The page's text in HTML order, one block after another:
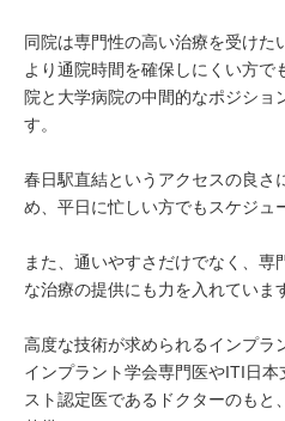
同院は専門性の高い治療を受けた
より通院時間を確保しにくい方
院と大学病院の中間的なポジショ
す。
春日駅直結というアクセスの良さ
め、平日に忙しい方でもスケジュ
また、通いやすさだけでなく、
な治療の提供にも力を入れていま
高度な技術が求められるインプラ
インプラント学会専門医やITI日
スト認定医であるドクターのもと